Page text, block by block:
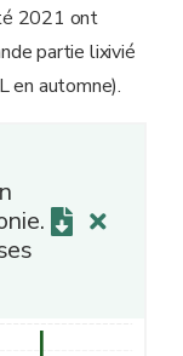
2021 ont
partie lixivié
en automne).